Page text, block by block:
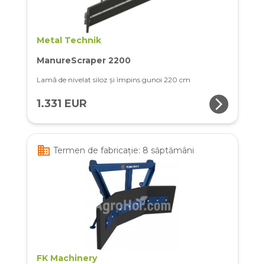
Metal Technik
ManureScraper 2200
Lamă de nivelat siloz și împins gunoi 220 cm
1.331 EUR arrow_forward_ios
business Termen de fabricație: 8 săptămâni
FK Machinery